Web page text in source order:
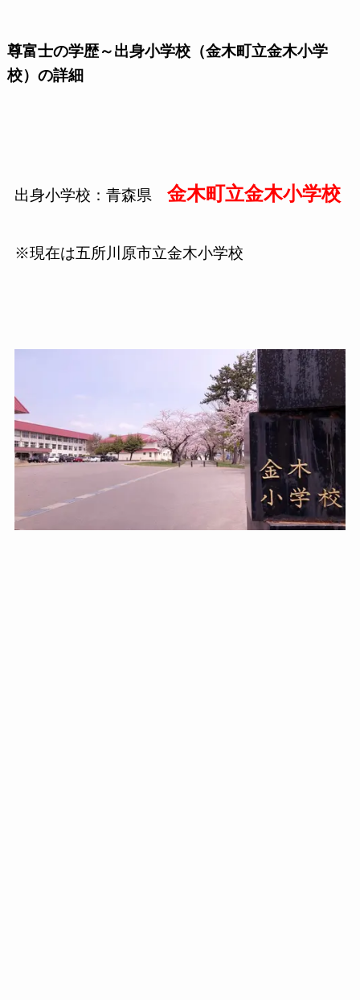
尊富士の学歴～出身小学校（金木町立金木小学
校）の詳細
出身小学校：青森県 金木町立金木小学校
※現在は五所川原市立金木小学校